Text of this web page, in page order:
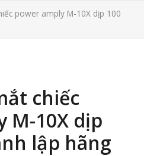
power amply M-10X dịp 100
chiếc
M-10X dịp
lập hãng